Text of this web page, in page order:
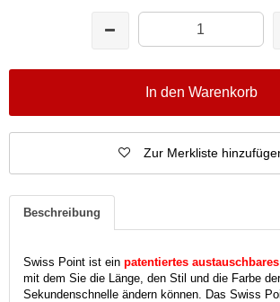
In den Warenkorb
Zur Merkliste
Beschreibung
Swiss Point ist ein patentiertes
mit dem Sie die Länge, den Stil und die Farbe
Sekundenschnelle ändern können. Das Swiss